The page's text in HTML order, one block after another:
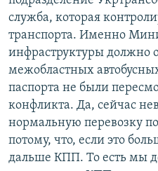
служба, которая
транспорта. Именно
инфраструктуры должно
межобластных
паспорта не были
конфликта. Да, сейчас
нормальную перевозку
потому, что, если это
дальше КПП. То есть мы